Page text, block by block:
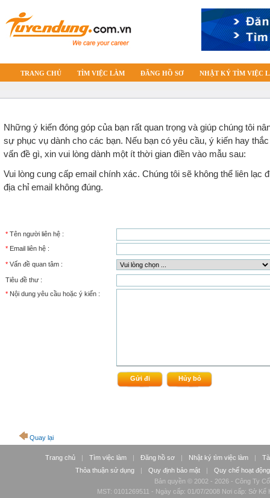
TRANG CHỦ TÌM VIỆC LÀM ĐĂNG HỒ SƠ NHẬT KÝ TÌM VIỆC
Những ý kiến đóng góp của bạn rất quan trọng và giúp chúng tôi
sự phục vụ dành cho các bạn. Nếu bạn có yêu cầu, ý kiến hay
vấn đề gì, xin vui lòng dành một ít thời gian điền vào mẫu sau:
Vui lòng cung cấp email chính xác. Chúng tôi sẽ không thể liên lạc
địa chỉ email không đúng.
* Tên người liên hệ :
* Email liên hệ :
* Vấn đề quan tâm :
Tiêu đề thư :
* Nội dung yêu cầu hoặc ý kiến :
Quay lại
Trang chủ | Tìm việc làm | Đăng hồ sơ | Nhật ký tìm việc làm |
Thỏa thuận sử dụng
| Quy định bảo mật |
Quy chế hoạt động
Bản quyền © 2002 - 2026 - Công Ty
MST: 0101269511 - Ngày cấp: 01/07/2008 Nơi cấp: Sở